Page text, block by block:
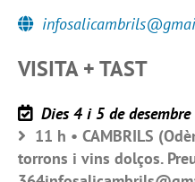
VISITA + TAST
Dies 4 i 5 de desembre
11 h • CAMBRILS
torrons i vins dolços.